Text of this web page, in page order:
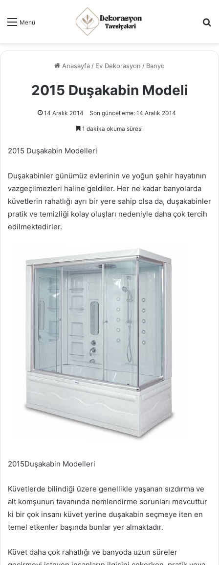
Menü
Anasayfa / Ev Dekorasyon / Banyo
2015 Duşakabin Modeli
14 Aralık 2014 Son güncelleme: 14 Aralık 2014
1 dakika okuma süresi
2015 Duşakabin Modelleri
Duşakabinler günümüz evlerinin ve yoğun şehir hayatının
vazgeçilmezleri haline geldiler. Her ne kadar banyolarda
küvetlerin rahatlığı ayrı bir yere sahip olsa da, duşakabinler
pratik ve temizliği kolay oluşları nedeniyle daha çok tercih
edilmektedirler.
2015Duşakabin Modelleri
Küvetlerde bilindiği üzere genellikle yaşanan sızdırma ve
alt komşunun tavanında nemlendirme sorunları mevcuttur
ki bir çok insanı küvet yerine duşakabin seçmeye iten en
temel etkenler başında bunlar yer almaktadır.
Küvet daha çok rahatlığı ve banyoda uzun süreler